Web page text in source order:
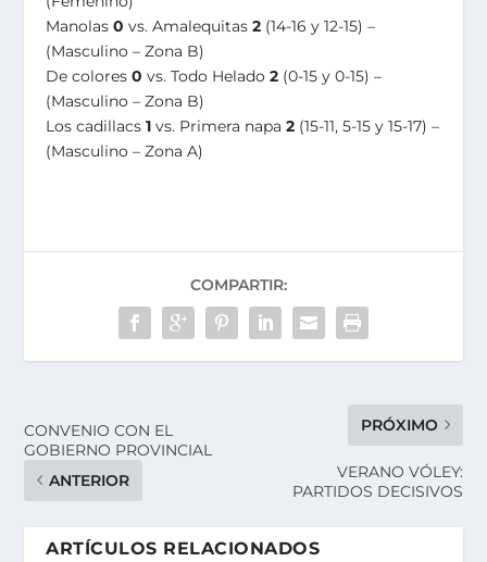
Manolas0 vs. Amalequitas2 (14-16 y 12-15) –
(Masculino – Zona B)
De colores0 vs. Todo Helado2 (0-15 y 0-15) –
(Masculino – Zona B)
Los cadillacs1 vs. Primera napa2 (15-11, 5-15 y 15-17) –
(Masculino – Zona A)
COMPARTIR:
CONVENIO CON EL
GOBIERNO PROVINCIAL
ANTERIOR
PRÓXIMO
VERANO VÓLEY:
PARTIDOS DECISIVOS
ARTÍCULOS RELACIONADOS